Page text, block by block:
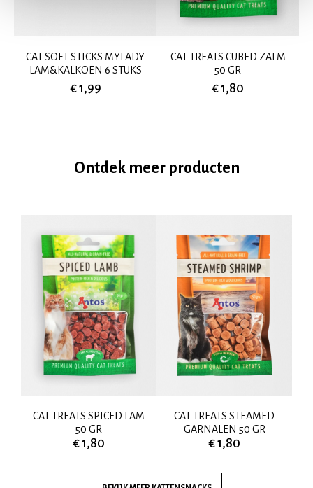
CAT SOFT STICKS MYLADY
LAM&KALKOEN 6 STUKS
€ 1,99
CAT TREATS CUBED ZALM
50 GR
€ 1,80
Ontdek meer producten
CAT TREATS SPICED LAM
50 GR
€ 1,80
CAT TREATS STEAMED
GARNALEN 50 GR
€ 1,80